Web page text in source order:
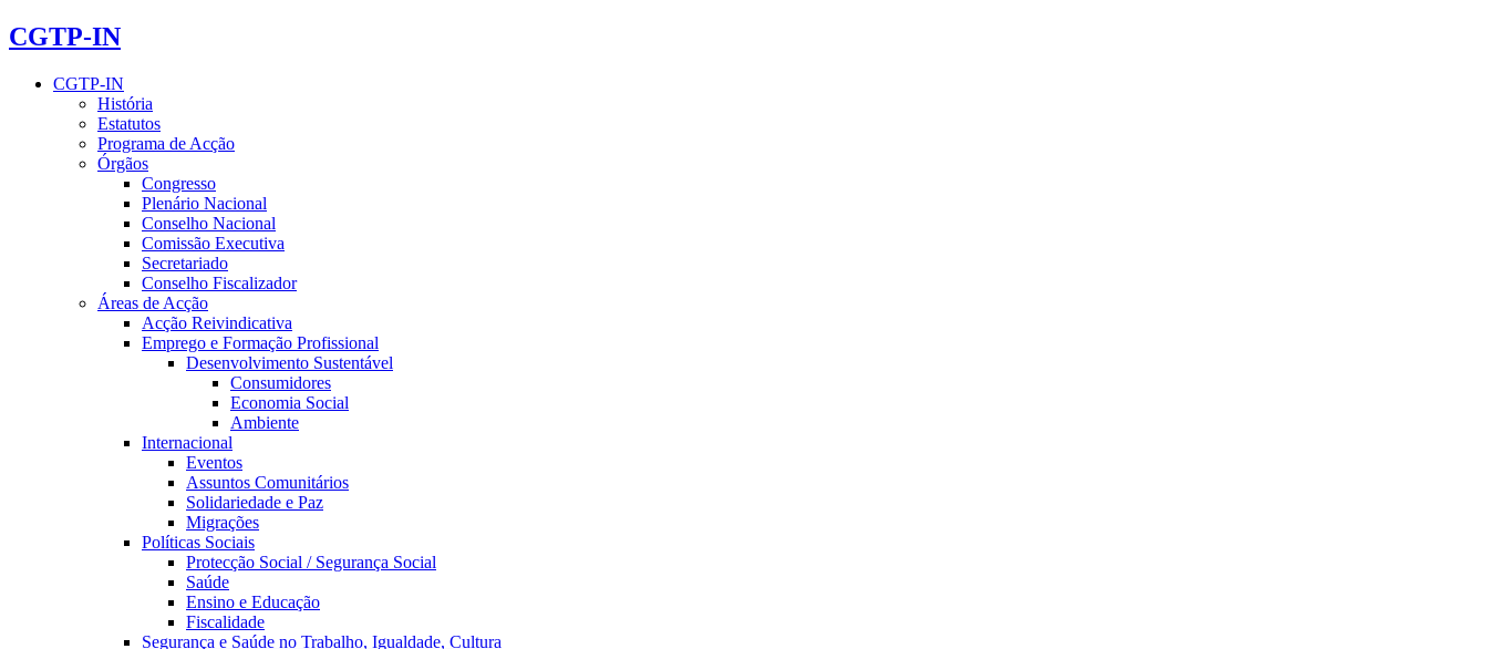
CGTP-IN
CGTP-IN
História
Estatutos
Programa de Acção
Órgãos
Congresso
Plenário Nacional
Conselho Nacional
Comissão Executiva
Secretariado
Conselho Fiscalizador
Áreas de Acção
Acção Reivindicativa
Emprego e Formação Profissional
Desenvolvimento Sustentável
Consumidores
Economia Social
Ambiente
Internacional
Eventos
Assuntos Comunitários
Solidariedade e Paz
Migrações
Políticas Sociais
Protecção Social / Segurança Social
Saúde
Ensino e Educação
Fiscalidade
Segurança e Saúde no Trabalho, Igualdade, Cultura